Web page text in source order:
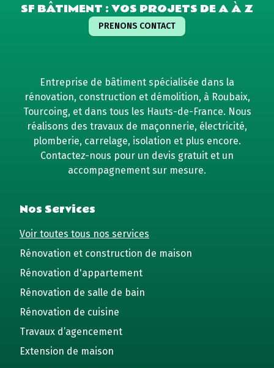
SF BÂTIMENT : VOS PROJETS DE A À Z
PRENONS CONTACT
Entreprise de bâtiment spécialisée dans la
rénovation, construction et démolition, à Roubaix,
Tourcoing, et dans tous les Hauts-de-France. Nous
réalisons des travaux de maçonnerie, électricité,
plomberie, carrelage, isolation et plus encore.
Contactez-nous pour un devis gratuit et un
accompagnement sur mesure.
Nos Services
Voir toutes tous nos services
Rénovation et construction de maison
Rénovation d'appartement
Rénovation de salle de bain
Rénovation de cuisine
Travaux d’agencement
Extension de maison